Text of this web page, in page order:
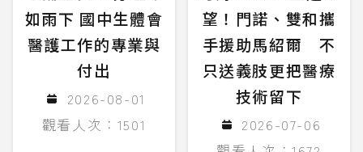
如雨下 國中生體會
醫護工作的專業與
付出
2026-08-01
觀看人次：1501
望！門諾、雙和攜
手援助馬紹爾 不
只送義肢更把醫療
技術留下
2026-07-06